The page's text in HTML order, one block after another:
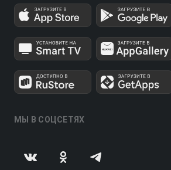
МЫ В СОЦСЕТЯХ